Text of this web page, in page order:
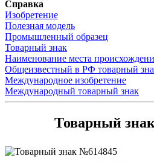
Справка
Изобретение
Полезная модель
Промышленный образец
Товарный знак
Наименование места
Общеизвестный в РФ товарный
Международное изобретение
Международный товарный знак
Товарный